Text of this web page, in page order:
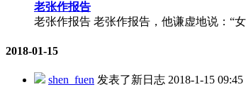
老张作报告
老张作报告 老张作报告，他谦虚地说：“
2018-01-15
shen_fuen 发表了新日志 2018-1-15 09:45